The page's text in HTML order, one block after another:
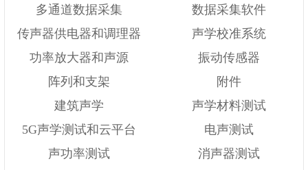
多通道数据采集
数据采集软件
传声器供电器和调理器
声学校准系统
功率放大器和声源
振动传感器
阵列和支架
附件
建筑声学
声学材料测试
5G声学测试和云平台
电声测试
声功率测试
消声器测试